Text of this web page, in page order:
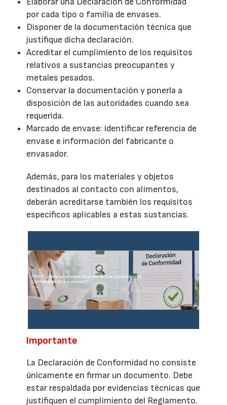
por cada tipo o familia de envases.
Disponer de la documentación técnica que
justifique dicha declaración.
Acreditar el cumplimiento de los requisitos
relativos a sustancias preocupantes y
metales pesados.
Conservar la documentación y ponerla a
disposición de las autoridades cuando sea
requerida.
Marcado de envase: identificar referencia de
envase e información del fabricante o
envasador.
Además, para los materiales y objetos
destinados al contacto con alimentos,
deberán acreditarse también los requisitos
específicos aplicables a estas sustancias.
Importante
La Declaración de Conformidad no consiste
únicamente en firmar un documento. Debe
estar respaldada por evidencias técnicas que
justifiquen el cumplimiento del Reglamento.